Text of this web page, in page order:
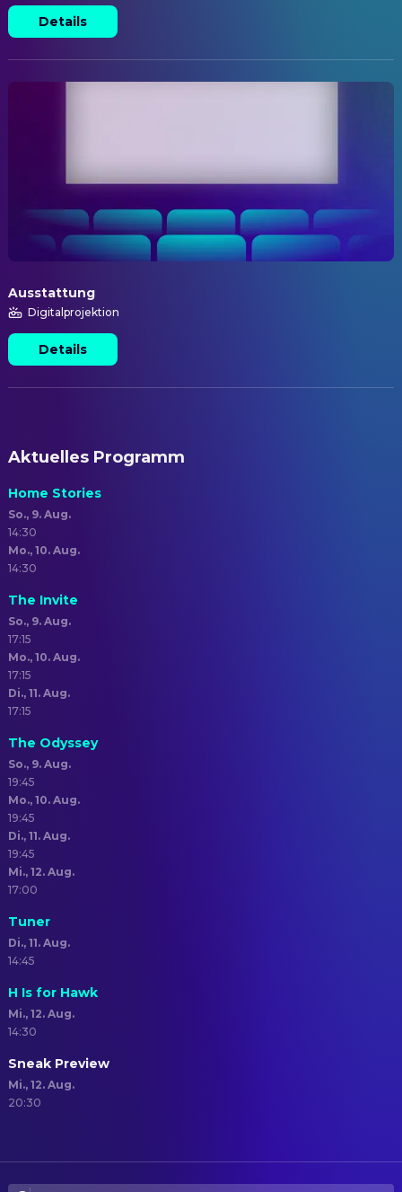
Details
Ausstattung
Digitalprojektion
Details
Aktuelles Programm
Home Stories
So., 9. Aug.
14:30
Mo., 10. Aug.
14:30
The Invite
So., 9. Aug.
17:15
Mo., 10. Aug.
17:15
Di., 11. Aug.
17:15
The Odyssey
So., 9. Aug.
19:45
Mo., 10. Aug.
19:45
Di., 11. Aug.
19:45
Mi., 12. Aug.
17:00
Tuner
Di., 11. Aug.
14:45
H Is for Hawk
Mi., 12. Aug.
14:30
Sneak Preview
Mi., 12. Aug.
20:30